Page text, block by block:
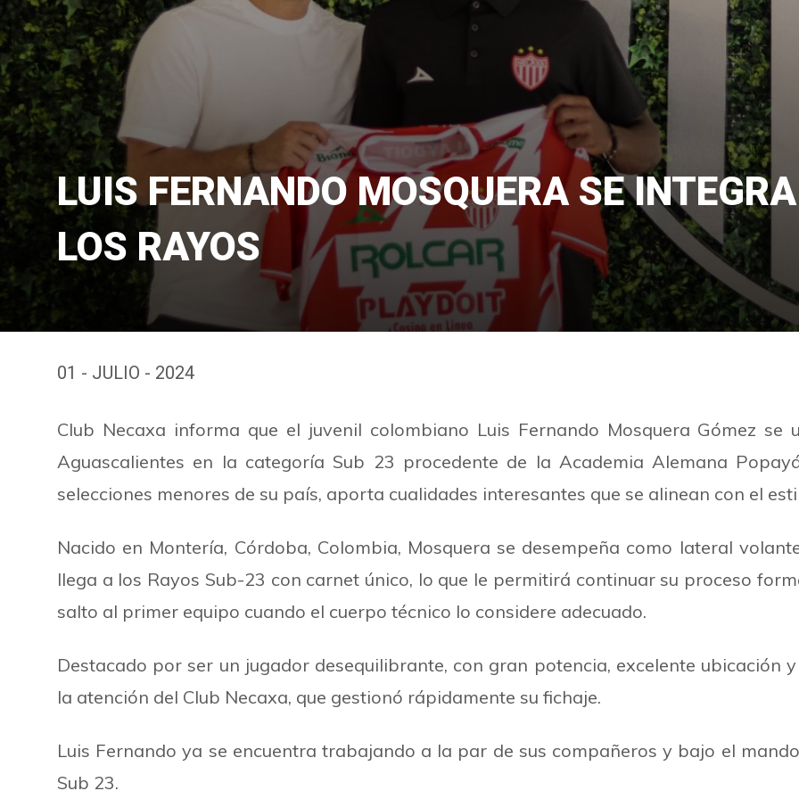
LUIS FERNANDO MOSQUERA SE
LOS RAYOS
01 - JULIO - 2024
Club Necaxa informa que el juvenil colombiano Luis Fernando Mosquera Gómez
Aguascalientes en la categoría Sub 23 procedente de la Academia Alemana
selecciones menores de su país, aporta cualidades interesantes que se alinean con el
Nacido en Montería, Córdoba, Colombia, Mosquera se desempeña como lateral
llega a los Rayos Sub-23 con carnet único, lo que le permitirá continuar su proceso
salto al primer equipo cuando el cuerpo técnico lo considere adecuado.
Destacado por ser un jugador desequilibrante, con gran potencia, excelente ubicación
la atención del Club Necaxa, que gestionó rápidamente su fichaje.
Luis Fernando ya se encuentra trabajando a la par de sus compañeros y bajo el
Sub 23.